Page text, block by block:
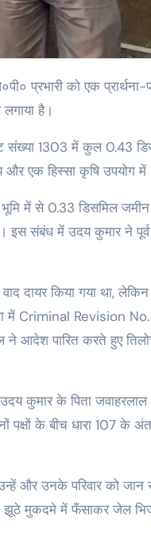
है।
संख्या 1303 में कुल 0.43
और एक हिस्सा कृषि उपयोग में
भूमि में से 0.33 डिसमिल
इस संबंध में उदय कुमार ने
दायर किया गया था,
में Criminal Revision No.
आदेश पारित करते हुए
कुमार के पिता जवाहरलाल
पक्षों के बीच धारा 107 के
और उनके परिवार को जान
झूठे मुकदमे में फँसाकर जेल